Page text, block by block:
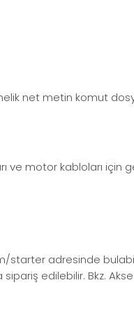
net metin komut
ve motor kabloları için
starter adresinde
sipariş edilebilir. Bkz.